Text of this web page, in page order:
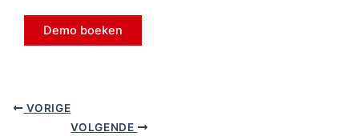
Demo boeken
VORIGE
VOLGENDE